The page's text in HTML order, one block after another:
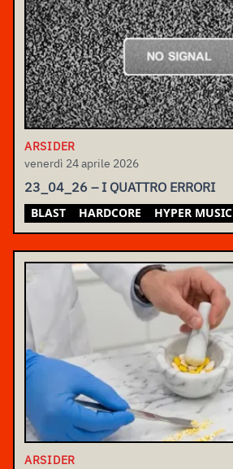
ARSIDER
venerdì 24 aprile 2026
23_04_26 – I QUATTRO ERRORI
BLAST HARDCORE HYPER MUSIC
ARSIDER